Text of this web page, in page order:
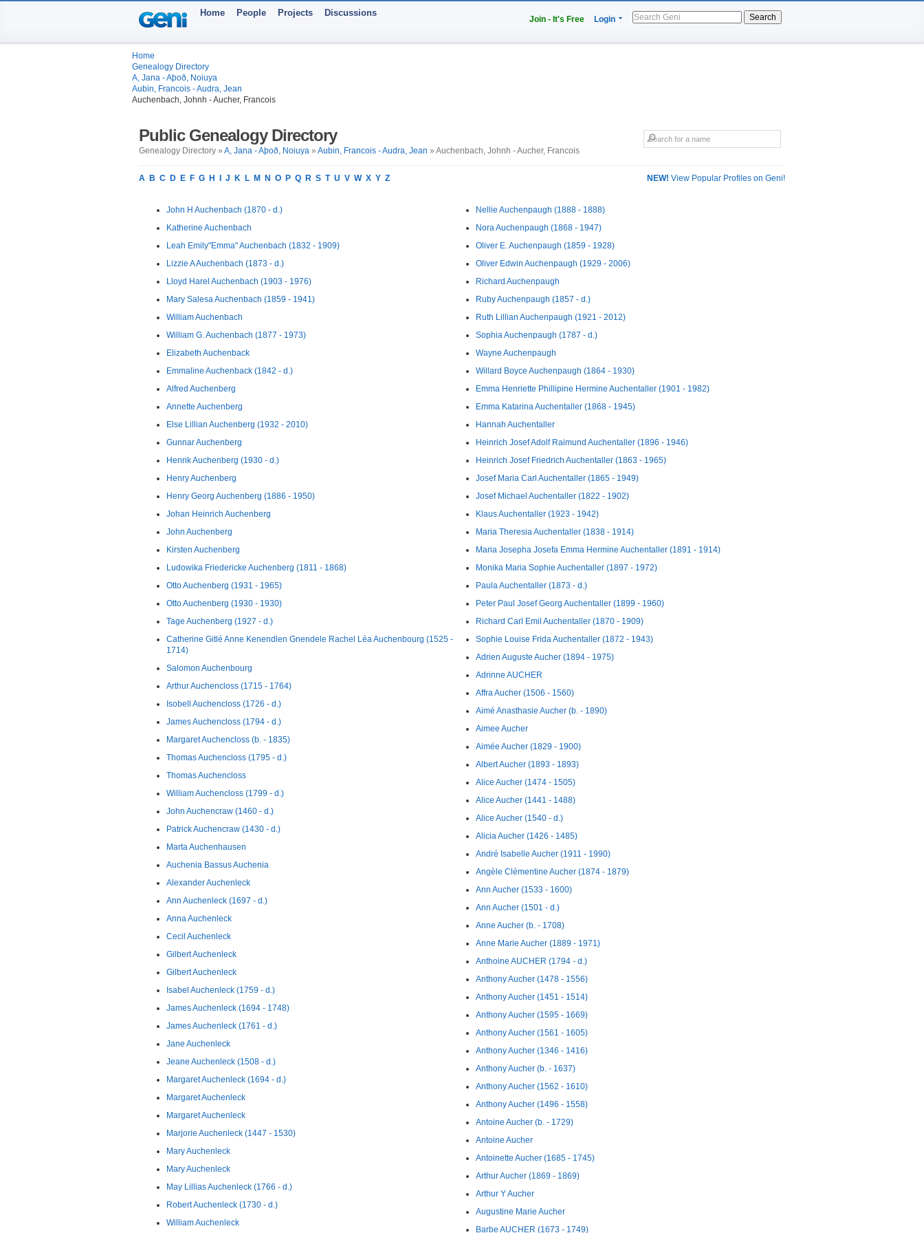
Join - It's Free Login Search
Home People Projects Discussions
Home
Genealogy Directory
A, Jana - Aþoð, Noiuya
Aubin, Francois - Audra, Jean
Auchenbach, Johnh - Aucher, Francois
Public Genealogy Directory
Genealogy Directory » A, Jana - Aþoð, Noiuya » Aubin, Francois - Audra, Jean » Auchenbach, Johnh - Aucher, Francois
NEW! View Popular Profiles on Geni!
A B C D E F G H J K L M N O P Q R S T U V W X Y Z
John H Auchenbach (1870 - d.)
Katherine Auchenbach
Leah Emily"Emma" Auchenbach (1832 - 1909)
Lizzie A Auchenbach (1873 - d.)
Lloyd Harel Auchenbach (1903 - 1976)
Mary Salesa Auchenbach (1859 - 1941)
William Auchenbach
William G. Auchenbach (1877 - 1973)
Elizabeth Auchenback
Emmaline Auchenback (1842 - d.)
Alfred Auchenberg
Annette Auchenberg
Else Lillian Auchenberg (1932 - 2010)
Gunnar Auchenberg
Henrik Auchenberg (1930 - d.)
Henry Auchenberg
Henry Georg Auchenberg (1886 - 1950)
Johan Heinrich Auchenberg
John Auchenberg
Kirsten Auchenberg
Ludowika Friedericke Auchenberg (1811 - 1868)
Otto Auchenberg (1931 - 1965)
Otto Auchenberg (1930 - 1930)
Tage Auchenberg (1927 - d.)
Catherine Gitlé Anne Kenendlen Gnendele Rachel Léa Auchenbourg (1525 -
1714)
Salomon Auchenbourg
Arthur Auchencloss (1715 - 1764)
Isobell Auchencloss (1726 - d.)
James Auchencloss (1794 - d.)
Margaret Auchencloss (b. - 1835)
Thomas Auchencloss (1795 - d.)
Thomas Auchencloss
William Auchencloss (1799 - d.)
John Auchencraw (1460 - d.)
Patrick Auchencraw (1430 - d.)
Marta Auchenhausen
Auchenia Bassus Auchenia
Alexander Auchenleck
Ann Auchenleck (1697 - d.)
Anna Auchenleck
Cecil Auchenleck
Gilbert Auchenleck
Gilbert Auchenleck
Isabel Auchenleck (1759 - d.)
James Auchenleck (1694 - 1748)
James Auchenleck (1761 - d.)
Jane Auchenleck
Jeane Auchenleck (1508 - d.)
Margaret Auchenleck (1694 - d.)
Margaret Auchenleck
Margaret Auchenleck
Marjorie Auchenleck (1447 - 1530)
Mary Auchenleck
Mary Auchenleck
May Lillias Auchenleck (1766 - d.)
Robert Auchenleck (1730 - d.)
William Auchenleck
Nellie Auchenpaugh (1888 - 1888)
Nora Auchenpaugh (1868 - 1947)
Oliver E. Auchenpaugh (1859 - 1928)
Oliver Edwin Auchenpaugh (1929 - 2006)
Richard Auchenpaugh
Ruby Auchenpaugh (1857 - d.)
Ruth Lillian Auchenpaugh (1921 - 2012)
Sophia Auchenpaugh (1787 - d.)
Wayne Auchenpaugh
Willard Boyce Auchenpaugh (1864 - 1930)
Emma Henriette Phillipine Hermine Auchentaller (1901 - 1982)
Emma Katarina Auchentaller (1868 - 1945)
Hannah Auchentaller
Heinrich Josef Adolf Raimund Auchentaller (1896 - 1946)
Heinrich Josef Friedrich Auchentaller (1863 - 1965)
Josef Maria Carl Auchentaller (1865 - 1949)
Josef Michael Auchentaller (1822 - 1902)
Klaus Auchentaller (1923 - 1942)
Maria Theresia Auchentaller (1838 - 1914)
Maria Josepha Josefa Emma Hermine Auchentaller (1891 - 1914)
Monika Maria Sophie Auchentaller (1897 - 1972)
Paula Auchentaller (1873 - d.)
Peter Paul Josef Georg Auchentaller (1899 - 1960)
Richard Carl Emil Auchentaller (1870 - 1909)
Sophie Louise Frida Auchentaller (1872 - 1943)
Adrien Auguste Aucher (1894 - 1975)
Adrinne AUCHER
Affra Aucher (1506 - 1560)
Aimé Anasthasie Aucher (b. - 1890)
Aimee Aucher
Aimée Aucher (1829 - 1900)
Albert Aucher (1893 - 1893)
Alice Aucher (1474 - 1505)
Alice Aucher (1441 - 1488)
Alice Aucher (1540 - d.)
Alicia Aucher (1426 - 1485)
André Isabelle Aucher (1911 - 1990)
Angèle Clémentine Aucher (1874 - 1879)
Ann Aucher (1533 - 1600)
Ann Aucher (1501 - d.)
Anne Aucher (b. - 1708)
Anne Marie Aucher (1889 - 1971)
Anthoine AUCHER (1794 - d.)
Anthony Aucher (1478 - 1556)
Anthony Aucher (1451 - 1514)
Anthony Aucher (1595 - 1669)
Anthony Aucher (1561 - 1605)
Anthony Aucher (1346 - 1416)
Anthony Aucher (b. - 1637)
Anthony Aucher (1562 - 1610)
Anthony Aucher (1496 - 1558)
Antoine Aucher (b. - 1729)
Antoine Aucher
Antoinette Aucher (1685 - 1745)
Arthur Aucher (1869 - 1869)
Arthur Y Aucher
Augustine Marie Aucher
Barbe AUCHER (1673 - 1749)